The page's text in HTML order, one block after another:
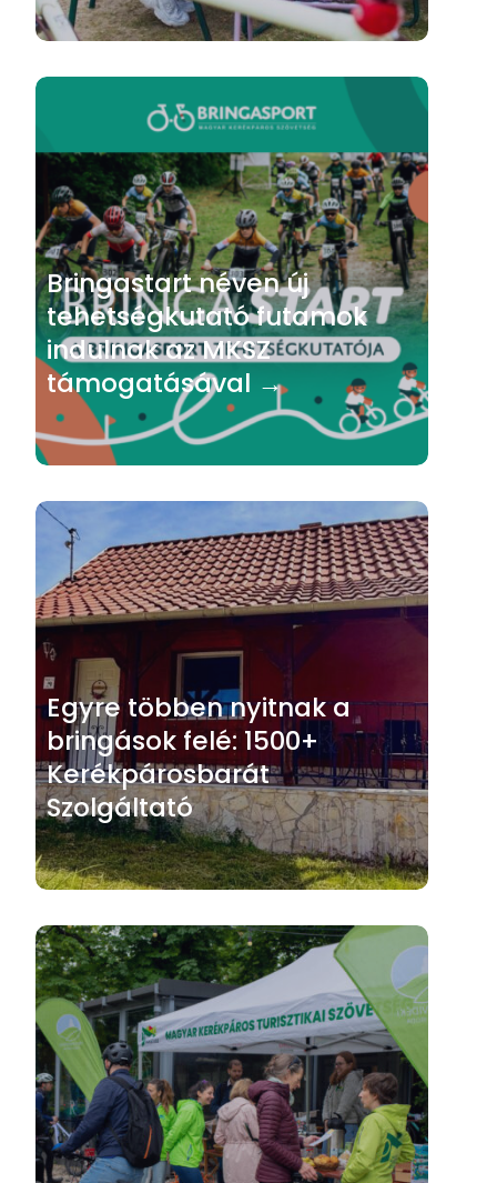
Bringastart néven új
tehetségkutató futamok
indulnak az MKSZ
támogatásával →
Egyre többen nyitnak a
bringások felé: 1500+
Kerékpárosbarát
Szolgáltató